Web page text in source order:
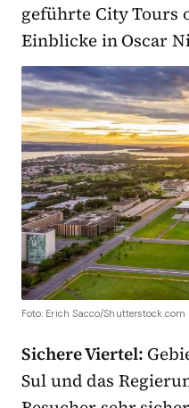
geführte City Tours
Einblicke in Oscar
Foto: Erich Sacco/Shutterstock.com
Sichere Viertel:
Sul und das